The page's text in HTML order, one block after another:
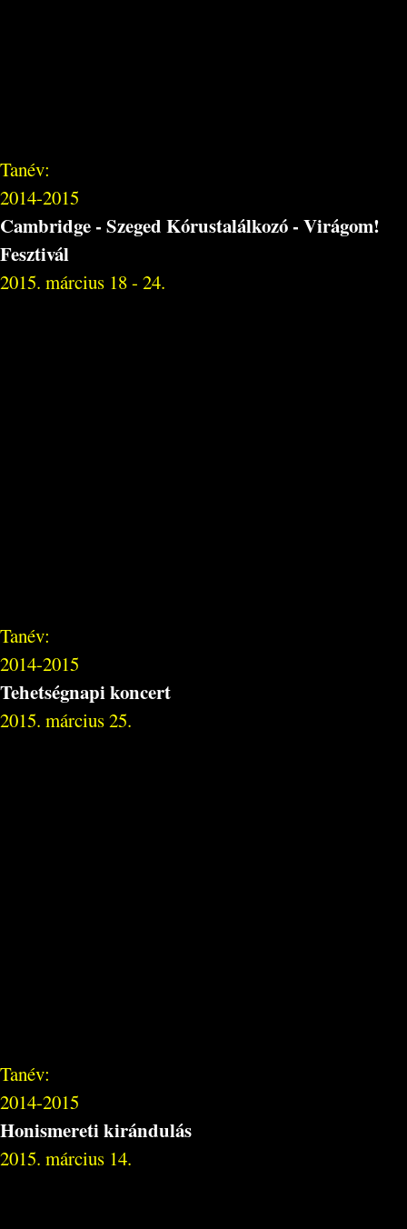
Tanév:
2014-2015
Cambridge - Szeged Kórustalálkozó - Virágom!
Fesztivál
2015. március 18 - 24.
Tanév:
2014-2015
Tehetségnapi koncert
2015. március 25.
Tanév:
2014-2015
Honismereti kirándulás
2015. március 14.